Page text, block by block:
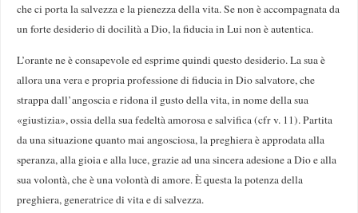
che ci porta la salvezza e la pienezza della vita. Se non è accompagnata da
un forte desiderio di docilità a Dio, la fiducia in Lui non è autentica.
L’orante ne è consapevole ed esprime quindi questo desiderio. La sua è
allora una vera e propria professione di fiducia in Dio salvatore, che
strappa dall’angoscia e ridona il gusto della vita, in nome della sua
«giustizia», ossia della sua fedeltà amorosa e salvifica (cfr v. 11). Partita
da una situazione quanto mai angosciosa, la preghiera è approdata alla
speranza, alla gioia e alla luce, grazie ad una sincera adesione a Dio e alla
sua volontà, che è una volontà di amore. È questa la potenza della
preghiera, generatrice di vita e di salvezza.